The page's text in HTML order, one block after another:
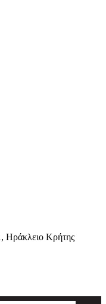
, Ηράκλειο Κρήτης